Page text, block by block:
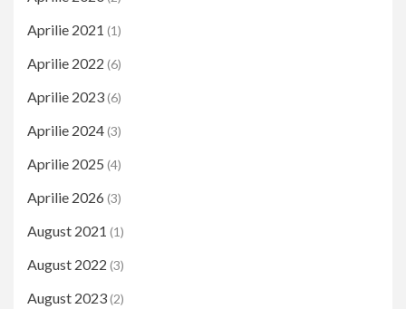
Aprilie 2021 (1)
Aprilie 2022 (6)
Aprilie 2023(6)
Aprilie 2024(3)
Aprilie 2025 (4)
Aprilie 2026 (3)
August 2021 (1)
August 2022 (3)
August 2023(2)